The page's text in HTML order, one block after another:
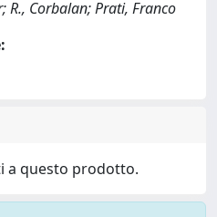
R., Corbalan; Prati, Franco
a questo prodotto.